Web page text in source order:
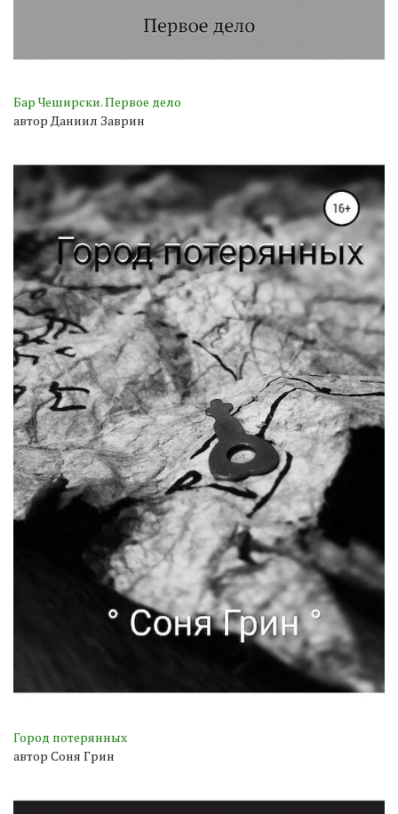
Бар Чеширски. Первое дело
автор Даниил Заврин
Город потерянных
автор Соня Грин